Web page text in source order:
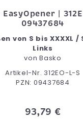
|
09437684
von S bis XXXXL
Links
vonBasko
Artikel-Nr. 312EO-L-S
PZN: 09437684
93,79 €